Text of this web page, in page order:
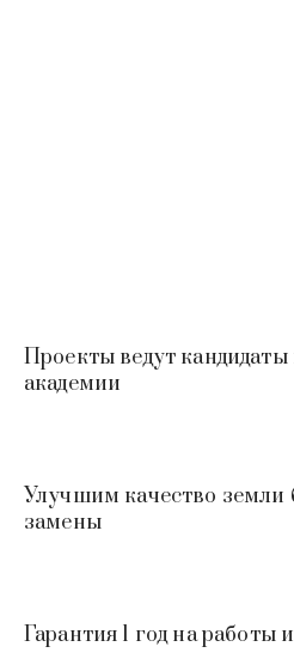
Проекты ведут
академии
Улучшим качество земли
замены
Гарантия 1 год на работы